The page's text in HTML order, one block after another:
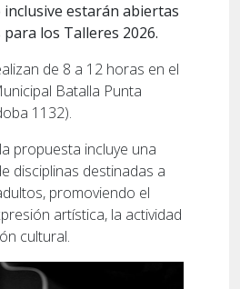
estarán abiertas
los Talleres 2026.
de 8 a 12 horas en el
Batalla Punta
1132).
propuesta incluye una
disciplinas destinadas a
promoviendo el
artística, la actividad
cultural.